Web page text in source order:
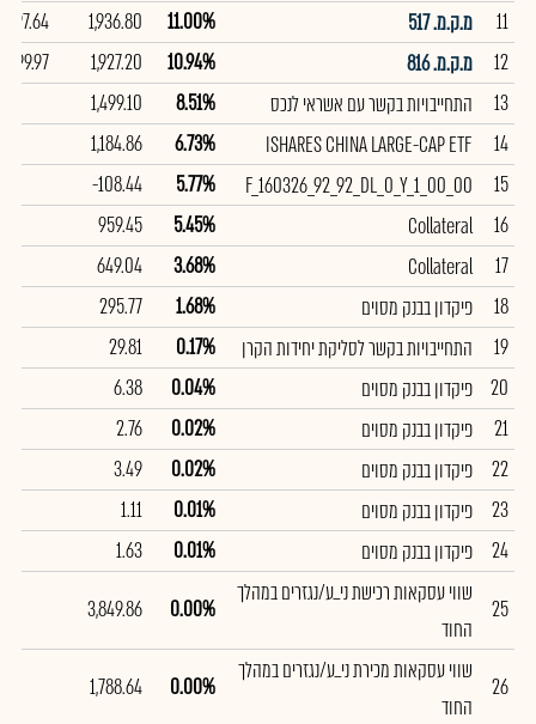
11
מ.ק.מ. 517 11.00%
1,936.80
97.64
12
מ.ק.מ. 816 10.94%
1,927.20
99.97
13
התחייבויות בקשר עם אשראי לנכס 8.51%
1,499.10
14
ISHARES CHINA LARGE-CAP ETF
6.73%
1,184.86
15
F_160326_92_92_DL_0_Y_1_00_00
5.77%
-108.44
16
Collateral
5.45%
959.45
17
Collateral
3.68%
649.04
18
פיקדון בבנק מסוים 1.68%
295.77
19
התחייבויות בקשר לסליקת יחידות הקרן 0.17%
29.81
20
פיקדון בבנק מסוים 0.04%
6.38
21
פיקדון בבנק מסוים 0.02%
2.76
22
פיקדון בבנק מסוים 0.02%
3.49
23
פיקדון בבנק מסוים 0.01%
1.11
24
פיקדון בבנק מסוים 0.01%
1.63
25
שווי עסקאות רכישת ני_ע/נגזרים במהלך
החוד
0.00%
3,849.86
26
שווי עסקאות מכירת ני_ע/נגזרים במהלך
החוד
0.00%
1,788.64